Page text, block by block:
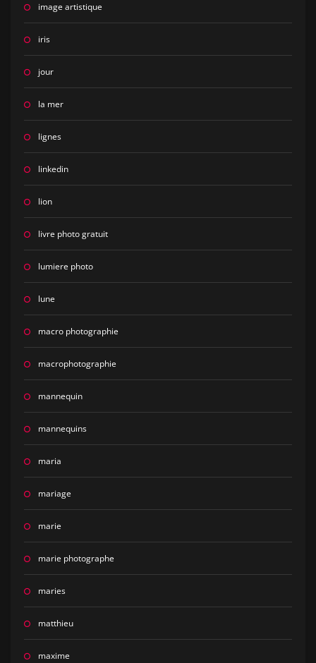
image artistique
iris
jour
la mer
lignes
linkedin
lion
livre photo gratuit
lumiere photo
lune
macro photographie
macrophotographie
mannequin
mannequins
maria
mariage
marie
marie photographe
maries
matthieu
maxime